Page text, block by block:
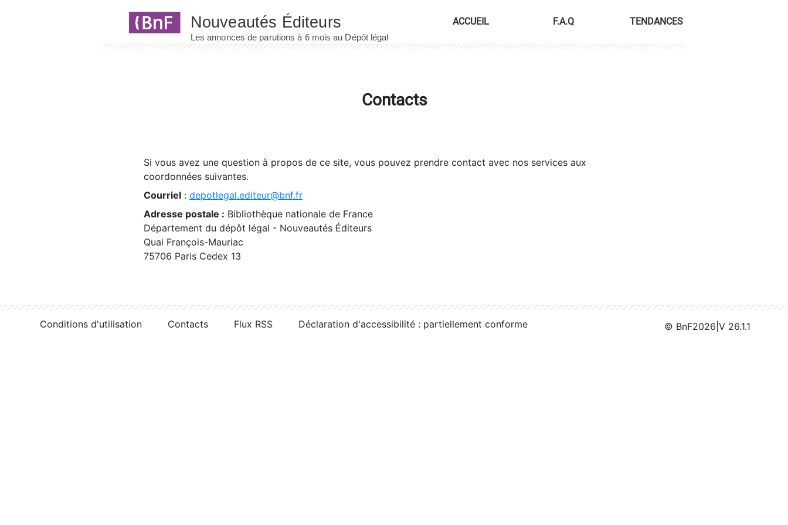
ACCUEIL F.A.Q TENDANCES
Contacts
Si vous avez une question à propos de ce site, vous pouvez prendre contact avec nos services aux
coordonnées suivantes.
Courriel : depotlegal.editeur@bnf.fr
Adresse postale : Bibliothèque nationale de France
Département du dépôt légal - Nouveautés Éditeurs
Quai François-Mauriac
75706 Paris Cedex 13
Conditions d'utilisation Contacts Flux RSS Déclaration d'accessibilité : partiellement conforme © BnF2026 V 26.1.1